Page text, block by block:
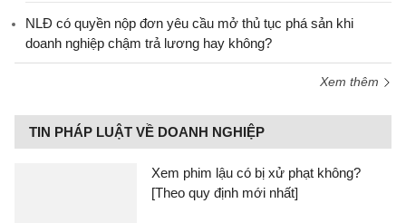
NLĐ có quyền nộp đơn yêu cầu mở thủ tục phá sản khi
doanh nghiệp chậm trả lương hay không?
Xem thêm
TIN PHÁP LUẬT VỀ DOANH NGHIỆP
Xem phim lậu có bị xử phạt không?
[Theo quy định mới nhất]